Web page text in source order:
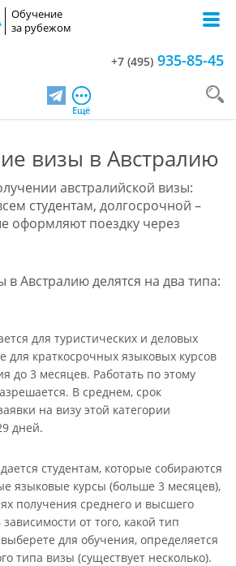
Обучение
за рубежом
+7 (495) 935-85-45
TelegramЕщё
визы в Австралию
австралийской визы:
студентам, долгосрочной –
оформляют поездку через
в Австралию делятся на два типа:
для туристических и деловых
для краткосрочных языковых курсов
до 3 месяцев. Работать по этому
В среднем, срок
на визу этой категории
дней.
студентам, которые собираются
языковые курсы (больше 3 месяцев),
получения среднего и высшего
от того, какой тип
для обучения, определяется
типа визы (существует несколько).